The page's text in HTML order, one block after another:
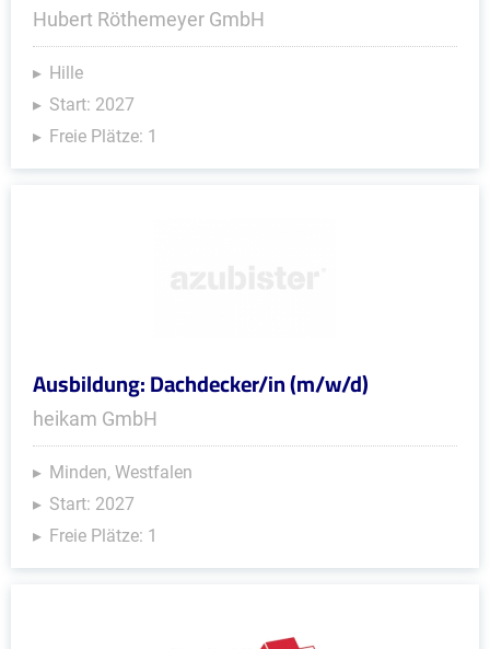
Hubert Röthemeyer GmbH
Hille
Start: 2027
Freie Plätze: 1
Ausbildung: Dachdecker/in (m/w/d)
heikam GmbH
Minden, Westfalen
Start: 2027
Freie Plätze: 1